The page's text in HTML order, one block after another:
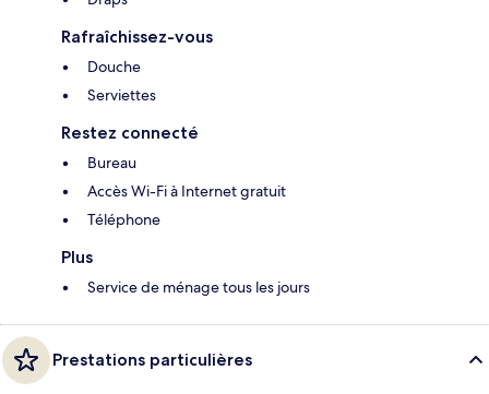
Rafraîchissez-vous
Douche
Serviettes
Restez connecté
Bureau
Accès Wi-Fi à Internet gratuit
Téléphone
Plus
Service de ménage tous les jours
Prestations particulières